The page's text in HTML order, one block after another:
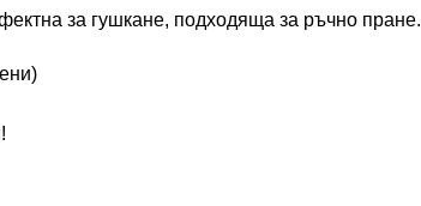
за гушкане, подходяща за ръчно пране.